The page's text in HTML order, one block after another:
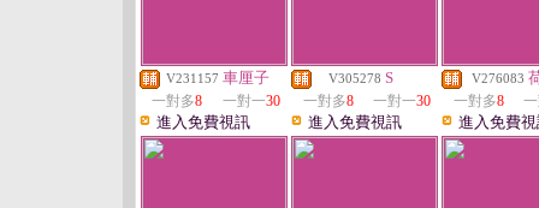
V231157 車厘子
一對多8 一對一30
進入免費視訊
V305278 S
一對多8 一對一30
進入免費視訊
V276083
一對多8
進入免費